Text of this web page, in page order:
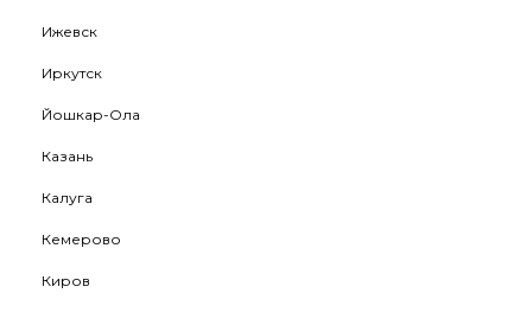
Ижевск
Иркутск
Йошкар-Ола
Казань
Калуга
Кемерово
Киров